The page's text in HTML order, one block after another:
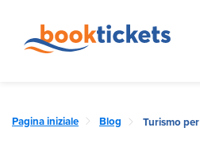
Pagina iniziale Blog Turismo